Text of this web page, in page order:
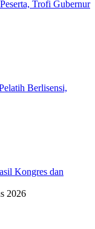
Trofi Gubernur
Berlisensi,
Kongres dan
2026